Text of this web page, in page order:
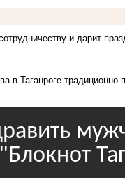
и дарит
в Таганроге традиционно